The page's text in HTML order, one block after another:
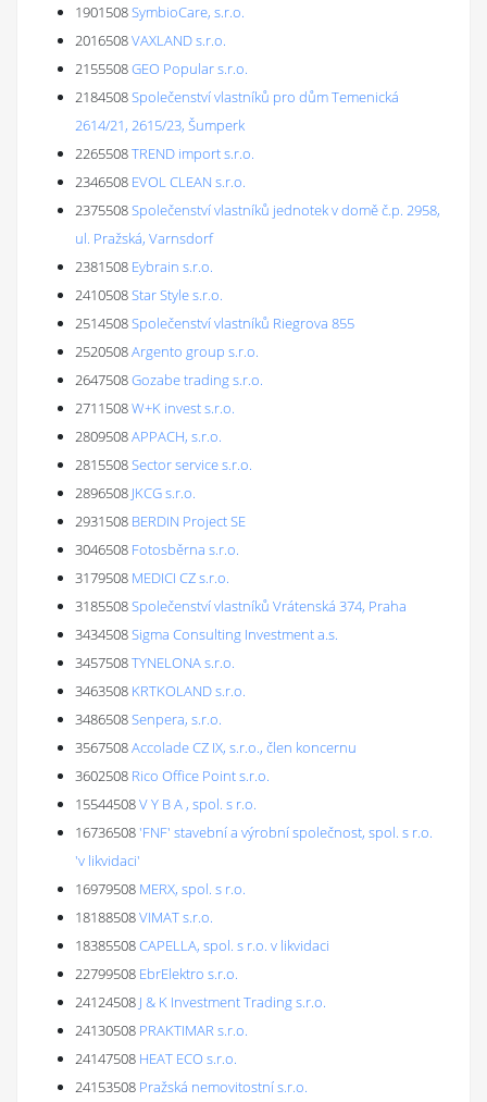
1901508SymbioCare, s.r.o.
2016508VAXLAND s.r.o.
2155508GEO Popular s.r.o.
2184508Společenství vlastníků pro dům Temenická
2614/21, 2615/23, Šumperk
2265508TREND import s.r.o.
2346508 EVOL CLEAN s.r.o.
2375508Společenství vlastníků jednotek v domě č.p. 2958,
ul. Pražská, Varnsdorf
2381508 Eybrain s.r.o.
2410508Star Style s.r.o.
2514508Společenství vlastníků Riegrova 855
2520508Argento group s.r.o.
2647508Gozabe trading s.r.o.
2711508W+K invest s.r.o.
2809508APPACH, s.r.o.
2815508Sector service s.r.o.
2896508 JKCG s.r.o.
2931508 BERDIN Project SE
3046508 Fotosběrna s.r.o.
3179508 MEDICI CZ s.r.o.
3185508Společenství vlastníků Vrátenská 374, Praha
3434508Sigma Consulting Investment a.s.
3457508TYNELONA s.r.o.
3463508 KRTKOLAND s.r.o.
3486508Senpera, s.r.o.
3567508Accolade CZ IX, s.r.o., člen koncernu
3602508 Rico Office Point s.r.o.
15544508V Y B A , spol. s r.o.
16736508'FNF' stavební a výrobní společnost, spol. s r.o.
'v likvidaci'
16979508 MERX, spol. s r.o.
18188508VIMAT s.r.o.
18385508CAPELLA, spol. s r.o. v likvidaci
22799508 EbrElektro s.r.o.
24124508 J & K Investment Trading s.r.o.
24130508 PRAKTIMAR s.r.o.
24147508 HEAT ECO s.r.o.
24153508 Pražská nemovitostní s.r.o.